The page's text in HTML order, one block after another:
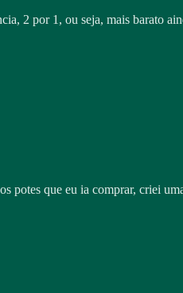
2 por 1, ou seja, mais barato
potes que eu ia comprar, criei